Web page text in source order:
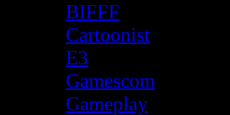
BIFFF
Cartoonist
E3
Gamescom
Gameplay